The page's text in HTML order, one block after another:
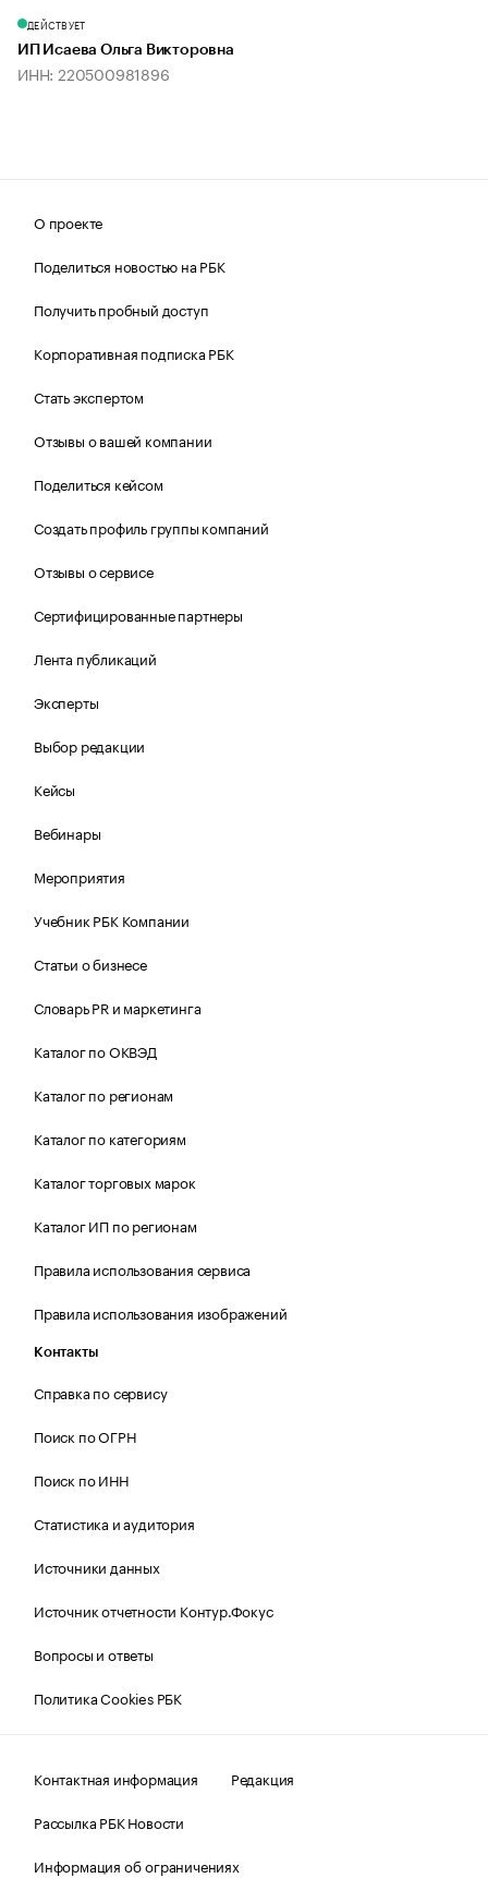
ДЕЙСТВУЕТ
ИП Исаева Ольга Викторовна
ИНН: 220500981896
О проекте
Поделиться новостью на РБК
Получить пробный доступ
Корпоративная подписка РБК
Стать экспертом
Отзывы о вашей компании
Поделиться кейсом
Создать профиль группы компаний
Отзывы о сервисе
Сертифицированные партнеры
Лента публикаций
Эксперты
Выбор редакции
Кейсы
Вебинары
Мероприятия
Учебник РБК Компании
Статьи о бизнесе
Словарь PR и маркетинга
Каталог по ОКВЭД
Каталог по регионам
Каталог по категориям
Каталог торговых марок
Каталог ИП по регионам
Правила использования сервиса
Правила использования изображений
Контакты
Справка по сервису
Поиск по ОГРН
Поиск по ИНН
Статистика и аудитория
Источники данных
Источник отчетности Контур.Фокус
Вопросы и ответы
Политика Cookies РБК
Контактная информация
Редакция
Рассылка РБК Новости
Информация об ограничениях